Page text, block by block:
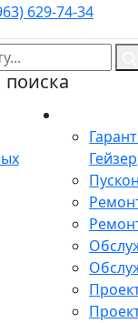
629-74-34
поиска
Гейзер